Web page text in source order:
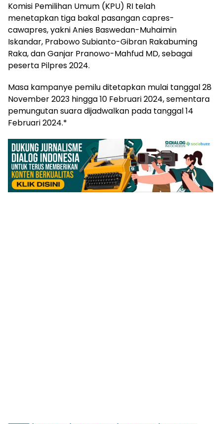
Komisi Pemilihan Umum (KPU) RI telah
menetapkan tiga bakal pasangan capres-
cawapres, yakni Anies Baswedan-Muhaimin
Iskandar, Prabowo Subianto-Gibran Rakabuming
Raka, dan Ganjar Pranowo-Mahfud MD, sebagai
peserta Pilpres 2024.
Masa kampanye pemilu ditetapkan mulai tanggal 28
November 2023 hingga 10 Februari 2024, sementara
pemungutan suara dijadwalkan pada tanggal 14
Februari 2024.*